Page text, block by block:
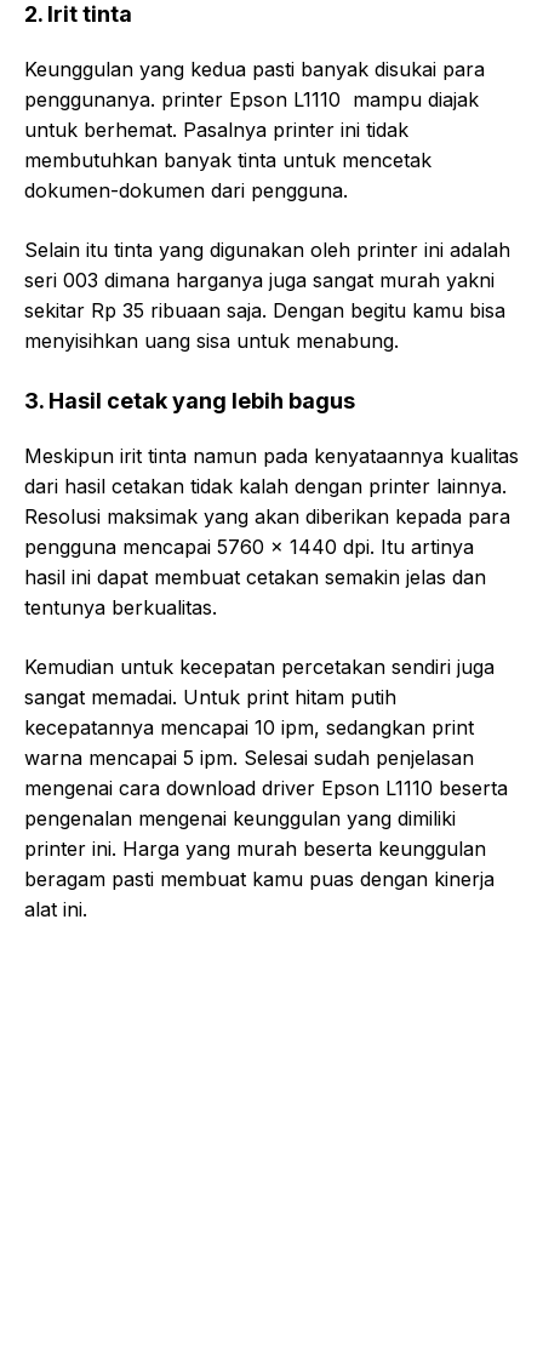
2. Irit tinta
Keunggulan yang kedua pasti banyak disukai para
penggunanya. printer Epson L1110 mampu diajak
untuk berhemat. Pasalnya printer ini tidak
membutuhkan banyak tinta untuk mencetak
dokumen-dokumen dari pengguna.
Selain itu tinta yang digunakan oleh printer ini adalah
seri 003 dimana harganya juga sangat murah yakni
sekitar Rp 35 ribuaan saja. Dengan begitu kamu bisa
menyisihkan uang sisa untuk menabung.
3. Hasil cetak yang lebih bagus
Meskipun irit tinta namun pada kenyataannya kualitas
dari hasil cetakan tidak kalah dengan printer lainnya.
Resolusi maksimak yang akan diberikan kepada para
pengguna mencapai 5760 x 1440 dpi. Itu artinya
hasil ini dapat membuat cetakan semakin jelas dan
tentunya berkualitas.
Kemudian untuk kecepatan percetakan sendiri juga
sangat memadai. Untuk print hitam putih
kecepatannya mencapai 10 ipm, sedangkan print
warna mencapai 5 ipm. Selesai sudah penjelasan
mengenai cara download driver Epson L1110 beserta
pengenalan mengenai keunggulan yang dimiliki
printer ini. Harga yang murah beserta keunggulan
beragam pasti membuat kamu puas dengan kinerja
alat ini.